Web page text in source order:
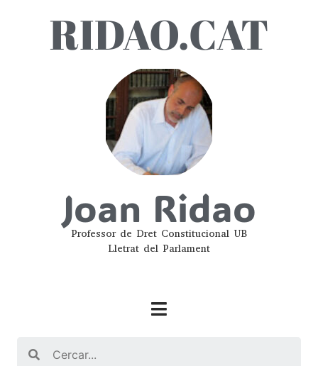
RIDAO.CAT
Joan Ridao
Professor de Dret Constitucional UB
Lletrat del Parlament